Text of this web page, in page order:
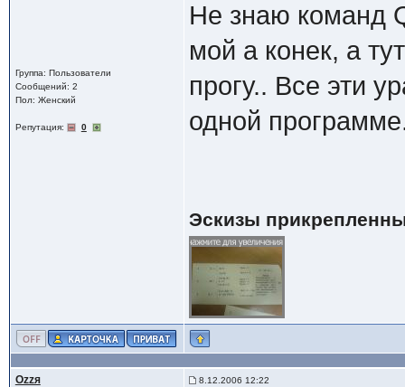
Группа: Пользователи
Сообщений: 2
Пол: Женский
Репутация: 0
Не знаю команд
мой а конек, а
прогу.. Все эти
одной
Эскизы
Ozzя 8.12.2006 12:22